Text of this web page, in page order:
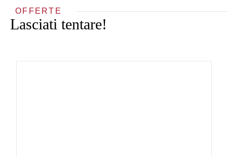
OFFERTE
Lasciati tentare!